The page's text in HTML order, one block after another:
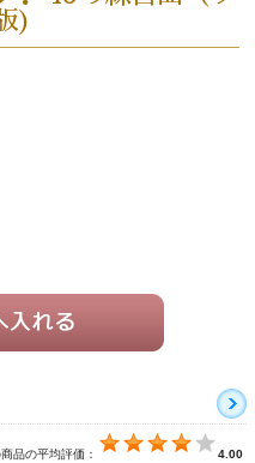
)
商品の平均評価： 4.00